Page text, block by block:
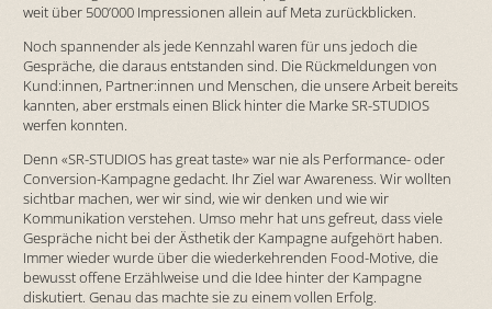
weit über 500’000 Impressionen allein auf Meta zurückblicken.
Noch spannender als jede Kennzahl waren für uns jedoch die
Gespräche, die daraus entstanden sind. Die Rückmeldungen von
Kund:innen, Partner:innen und Menschen, die unsere Arbeit bereits
kannten, aber erstmals einen Blick hinter die Marke SR-STUDIOS
werfen konnten.
Denn «SR-STUDIOS has great taste» war nie als Performance- oder
Conversion-Kampagne gedacht. Ihr Ziel war Awareness. Wir wollten
sichtbar machen, wer wir sind, wie wir denken und wie wir
Kommunikation verstehen. Umso mehr hat uns gefreut, dass viele
Gespräche nicht bei der Ästhetik der Kampagne aufgehört haben.
Immer wieder wurde über die wiederkehrenden Food-Motive, die
bewusst offene Erzählweise und die Idee hinter der Kampagne
diskutiert. Genau das machte sie zu einem vollen Erfolg.